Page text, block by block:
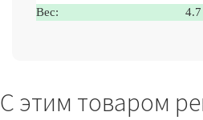
Вес:
4.7
С этим товаром